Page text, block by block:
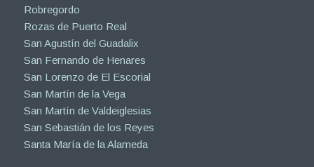
Robregordo
Rozas de Puerto Real
San Agustín del Guadalix
San Fernando de Henares
San Lorenzo de El Escorial
San Martín de la Vega
San Martín de Valdeiglesias
San Sebastián de los Reyes
Santa María de la Alameda